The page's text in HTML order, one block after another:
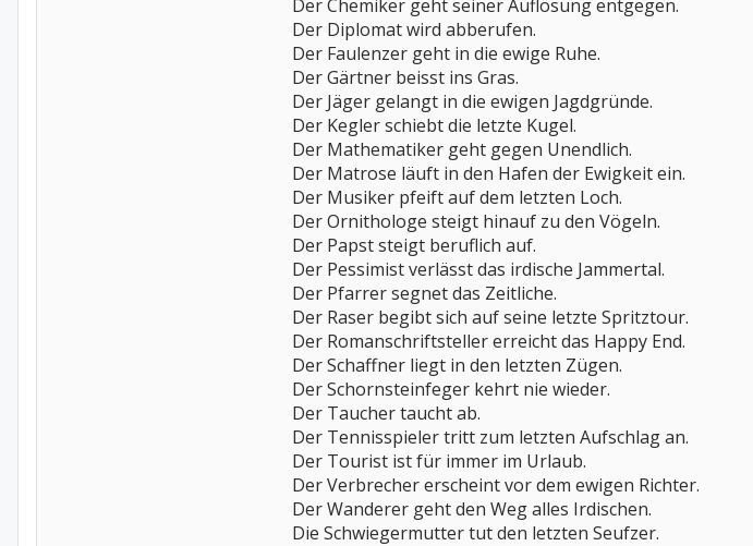
Der Chemiker geht seiner Auflösung entgegen.
Der Diplomat wird abberufen.
Der Faulenzer geht in die ewige Ruhe.
Der Gärtner beisst ins Gras.
Der Jäger gelangt in die ewigen Jagdgründe.
Der Kegler schiebt die letzte Kugel.
Der Mathematiker geht gegen Unendlich.
Der Matrose läuft in den Hafen der Ewigkeit ein.
Der Musiker pfeift auf dem letzten Loch.
Der Ornithologe steigt hinauf zu den Vögeln.
Der Papst steigt beruflich auf.
Der Pessimist verlässt das irdische Jammertal.
Der Pfarrer segnet das Zeitliche.
Der Raser begibt sich auf seine letzte Spritztour.
Der Romanschriftsteller erreicht das Happy End.
Der Schaffner liegt in den letzten Zügen.
Der Schornsteinfeger kehrt nie wieder.
Der Taucher taucht ab.
Der Tennisspieler tritt zum letzten Aufschlag an.
Der Tourist ist für immer im Urlaub.
Der Verbrecher erscheint vor dem ewigen Richter.
Der Wanderer geht den Weg alles Irdischen.
Die Schwiegermutter tut den letzten Seufzer.